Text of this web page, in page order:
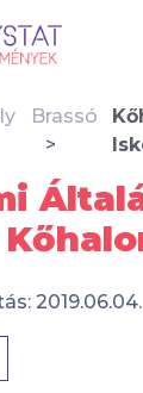
Brassó
2019.06.04.